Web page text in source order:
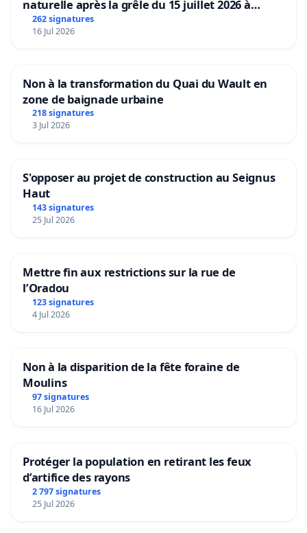
naturelle après la grêle du 15 juillet 2026 à
Aubenas et ses alentours
262 signatures
16 Jul 2026
Non à la transformation du Quai du Wault en
zone de baignade urbaine
218 signatures
3 Jul 2026
S'opposer au projet de construction au Seignus
Haut
143 signatures
25 Jul 2026
Mettre fin aux restrictions sur la rue de
l’Oradou
123 signatures
4 Jul 2026
Non à la disparition de la fête foraine de
Moulins
97 signatures
16 Jul 2026
Protéger la population en retirant les feux
d’artifice des rayons
2 797 signatures
25 Jul 2026